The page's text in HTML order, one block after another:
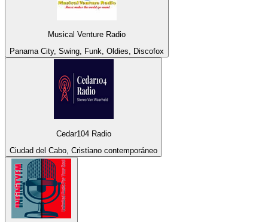
Musical Venture Radio
Panama City, Swing, Funk, Oldies, Discofox
Cedar104 Radio
Ciudad del Cabo, Cristiano contemporáneo